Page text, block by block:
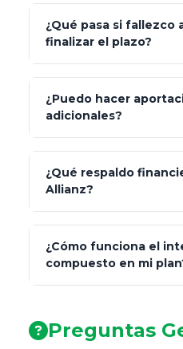
"Switching" (cambio
¿Qué pasa si fallezco
finalizar el plazo?
beneficiarios
¿Puedo hacer
adicionales?
¿Qué respaldo
Allianz?
AA (Muy
¿Cómo funciona el
compuesto en mi
Preguntas